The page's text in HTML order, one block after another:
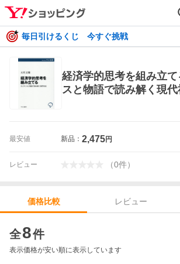
毎日引けるくじ 今すぐ挑戦
経済学的思考を組み立
スと物語で読み解く現
最安値 新品： 2,475円
レビュー （0件）
価格比較 レビュー
全8件
表示価格が安い順に表示しています